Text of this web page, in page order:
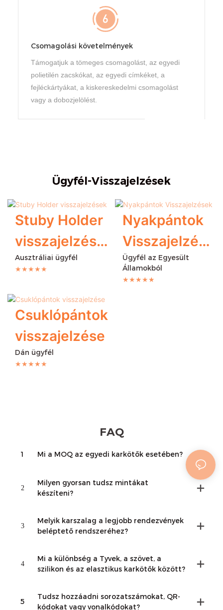
Csomagolási követelmények
Támogatjuk a tömeges csomagolást, az egyedi
polietilén zacskókat, az egyedi címkéket, a
fejléckártyákat, a kiskereskedelmi csomagolást
vagy a dobozjelölést.
Ügyfél-Visszajelzések
Stuby Holder
visszajelzése
k
Ausztráliai ügyfél
★★★★★
Nyakpántok
Visszajelzése
k
Ügyfél az Egyesült
Államokból
★★★★★
Csuklópántok
visszajelzése
Dán ügyfél
★★★★★
FAQ
1 Mi a MOQ az egyedi karkötők esetében?
2
Milyen gyorsan tudsz mintákat
készíteni?
3
Melyik karszalag a legjobb rendezvények
beléptető rendszeréhez?
4
Mi a különbség a Tyvek, a szövet, a
szilikon és az elasztikus karkötők között?
5
Tudsz hozzáadni sorozatszámokat, QR-
kódokat vagy vonalkódokat?